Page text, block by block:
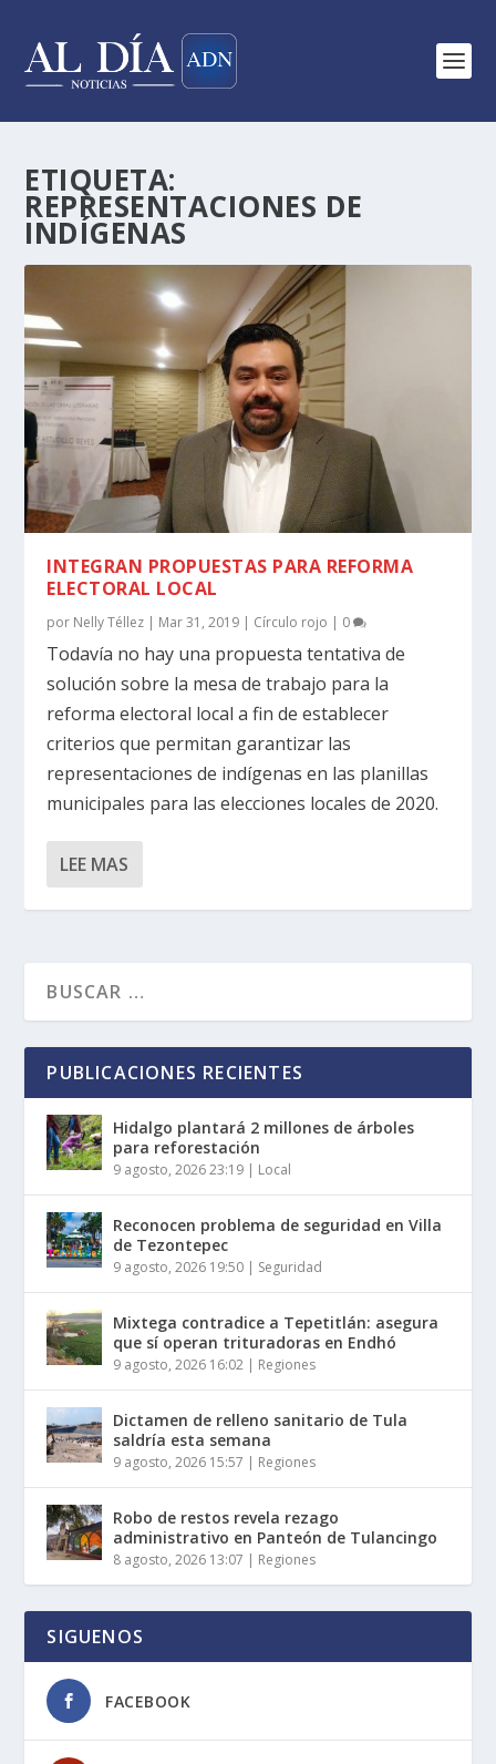
ETIQUETA:
REPRESENTACIONES DE
INDÍGENAS
INTEGRAN PROPUESTAS PARA REFORMA
ELECTORAL LOCAL
por Nelly Téllez | Mar 31, 2019 | Círculo rojo | 0
Todavía no hay una propuesta tentativa de
solución sobre la mesa de trabajo para la
reforma electoral local a fin de establecer
criterios que permitan garantizar las
representaciones de indígenas en las planillas
municipales para las elecciones locales de 2020.
LEE MAS
PUBLICACIONES RECIENTES
Hidalgo plantará 2 millones de árboles
para reforestación
9 agosto, 2026 23:19 | Local
Reconocen problema de seguridad en Villa
de Tezontepec
9 agosto, 2026 19:50 | Seguridad
Mixtega contradice a Tepetitlán: asegura
que sí operan trituradoras en Endhó
9 agosto, 2026 16:02 | Regiones
Dictamen de relleno sanitario de Tula
saldría esta semana
9 agosto, 2026 15:57 | Regiones
Robo de restos revela rezago
administrativo en Panteón de Tulancingo
8 agosto, 2026 13:07 | Regiones
SIGUENOS
FACEBOOK